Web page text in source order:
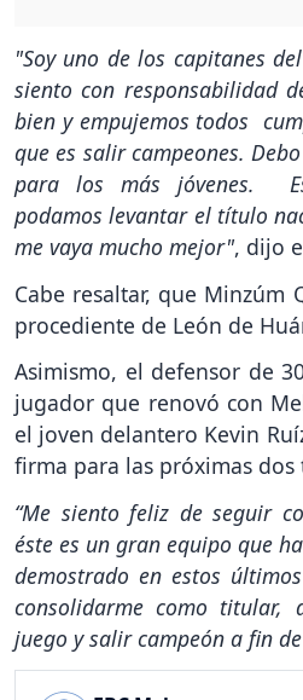
"Soy uno de los capitanes
siento con responsabilidad
bien y empujemos todos
que es salir campeones.
para los más jóvenes.
podamos levantar el título
me vaya mucho mejor", dijo
Cabe resaltar, que Minzúm
procediente de León de
Asimismo, el defensor de
jugador que renovó con
el joven delantero Kevin
firma para las próximas dos
“Me siento feliz de seguir
éste es un gran equipo que
demostrado en estos
consolidarme como titular,
juego y salir campeón a fin de